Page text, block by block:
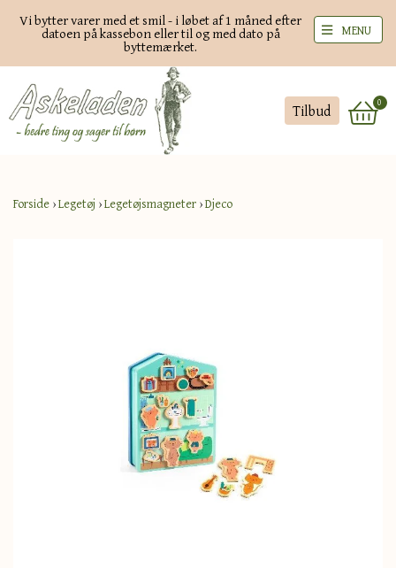
Vi bytter varer med et smil - i løbet af 1 måned efter
datoen på kassebon eller til og med dato på
byttemærket.
Tilbud 0
MENU
Forside ›Legetøj ›Legetøjsmagneter ›Djeco